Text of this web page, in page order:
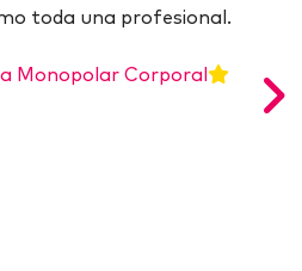
toda una profesional.
Monopolar Corporal